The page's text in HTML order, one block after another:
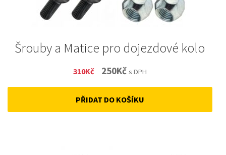
Šrouby a Matice pro dojezdové kolo
310Kč
Original
price
was:
250KčCurrent
price
is:
s DPH
PŘIDAT DO KOŠÍKU